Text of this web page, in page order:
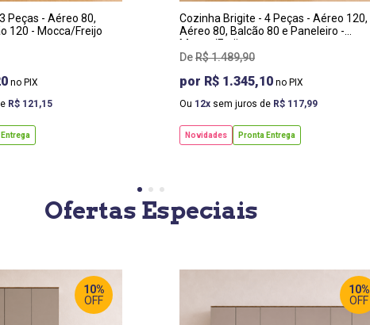
Peças - Aéreo 80,
120 - Mocca/Freijo
R$ 121 ,15
Cozinha Brigite - 4 Peças - Aéreo 120,
Aéreo 80, Balcão 80 e Paneleiro -
Mocca/Freijo
R$1.489,90
R$ 1.345,10
Ou 12 sem juros de R$ 117,99
Novidades Pronta Entrega
Ofertas Especiais
10%
OFF
10%
OFF